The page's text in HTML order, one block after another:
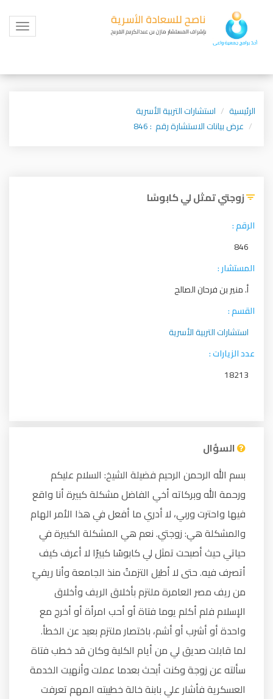
Toggle
الرئيسية
استشارات التربية الأسرية
عرض بيانات الاستشارة رقم : 846
زوجتي تمثل لي كابوسًا
الرقم :
846
المستشار :
أ. منير بن فرحان الصالح
القسم :
استشارات التربية الأسرية
عدد الزيارات :
18213
السؤال
بسم الله الرحمن الرحيم فضيلة الشيخ: السلام عليكم
ورحمة الله وبركاته أخي الفاضل مشكلة كبيرة أنا واقع
فيها واحترت وربي، لا أدري ما أفعل في هذا الأمر الهام
والمشكلة هي: زوجتي. نعم هي المشكلة الكبيرة في
حياتي حيث أصبحت تمثل لي كابوسًا كبيرًا لا أعرف كيف
أتصرف فيه. حتى لا أطيل التزمتُ منذ الجامعة وأنا ريفيّ
من ريف مصر العامرة ملتزم بأخلاق الريف وأخلاق
الإسلام فلم أكلم يوما فتاة أو أحب امرأة أو أخرج مع
واحدة أو أشرب أو أشم، باختصار ملتزم بعيد عن الخطأ.
لما قابلت صديق لي من أيام الكلية وكان قد خطب فتاة
سألته عن زوجة وكنت أبحث بعدما عملت وأنهيت الخدمة
العسكرية فأشار علي بابنة خالة خطيبته المهم تعرفت